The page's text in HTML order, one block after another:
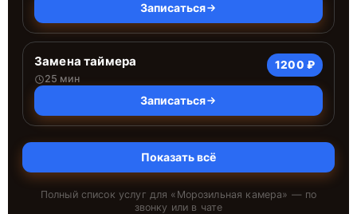
Записаться
Замена таймера
25 мин
1200 ₽
Записаться
Показать всё
Полный список услуг для « Морозильная камера» — по
звонку или в чате